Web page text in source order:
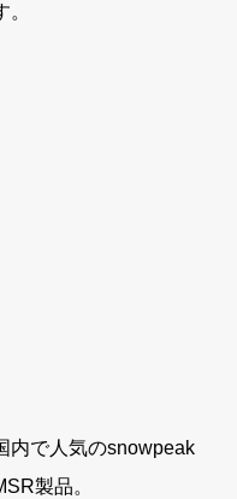
内で人気のsnowpeak
製品。